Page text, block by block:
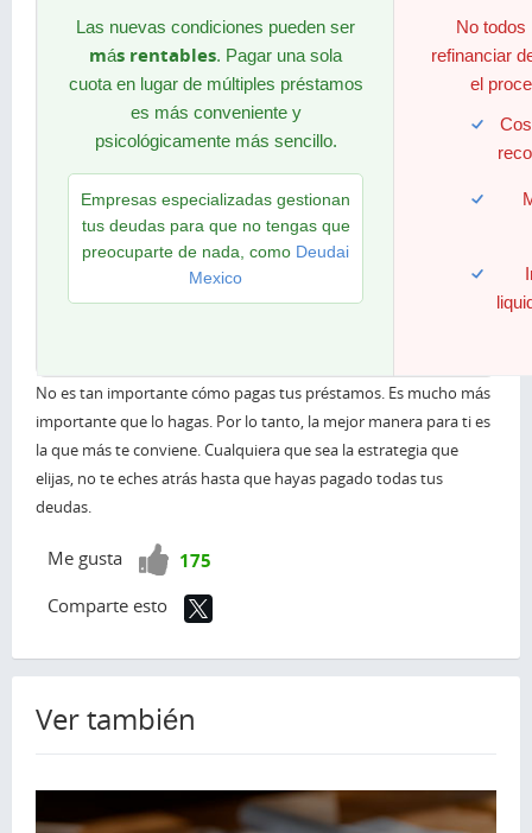
Las nuevas condiciones pueden ser
más rentables. Pagar una sola
cuota en lugar de múltiples préstamos
es más conveniente y
psicológicamente más sencillo.
Empresas especializadas gestionan
tus deudas para que no tengas que
preocuparte de nada, como Deudai
Mexico
No todos
refinanciar
el
No es tan importante cómo pagas tus préstamos. Es mucho más
importante que lo hagas. Por lo tanto, la mejor manera para ti es
la que más te conviene. Cualquiera que sea la estrategia que
elijas, no te eches atrás hasta que hayas pagado todas tus
deudas.
Me gusta
¡Vota175
Comparte esto
Ver también